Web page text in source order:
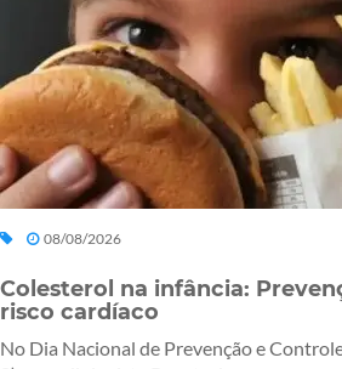
08/08/2026
Colesterol na infância:
risco cardíaco
No Dia Nacional de Prevenção e